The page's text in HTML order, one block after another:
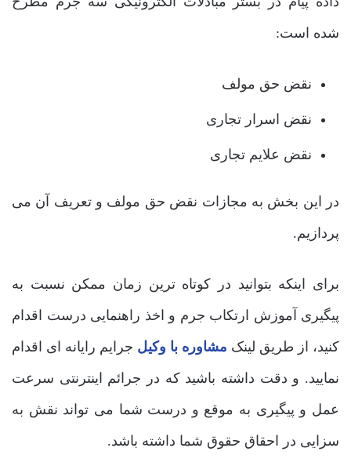
شده است:
نقض حق مولف
نقض اسرار تجاری
نقض علایم تجاری
در این بخش به مجازات نقض حق مولف و تعریف آن می
پردازیم.
برای اینکه بتوانید در کوتاه ترین زمان ممکن نسبت به
پیگیری آموزش ارتکاب جرم و اخذ راهنمایی درست اقدام
کنید، از طریق لینک مشاوره با وکیل جرایم رایانه ای اقدام
نمایید. و دقت داشته باشید که در جرائم اینترنتی سرعت
عمل و پیگیری به موقع و درست شما می تواند نقش به
سزایی در احقاق حقوق شما داشته باشد.